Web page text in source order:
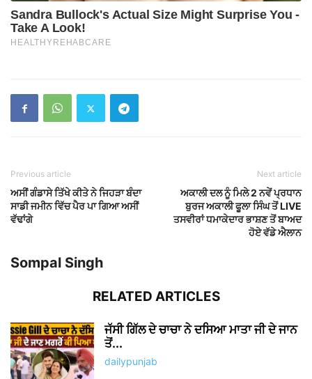
Previous article
ਅਸੀਂ ਗੰਡਾਸੇ ਤਿੱਖੇ ਕੀਤੇ ਨੇ ਜਿਹੜਾ ਬੰਦਾ
ਸਾਡੀ ਜਮੀਨ ਵਿੱਚ ਪੈਰ ਪਾ ਗਿਆ ਅਸੀਂ
ਵੱਢਾਂਗੇ
Next article
ਅਕਾਲੀ ਦਲ ਨੂੰ ਮਿਲੇ 2 ਨਵੇਂ ਪ੍ਰਧਾਨ
ਬੁਰਜ ਅਕਾਲੀ ਫੂਲਾ ਸਿੰਘ ਤੋਂ LIVE
ਤਸਵੀਰਾਂ ਧਮਾਕੇਦਾਰ ਭਾਸ਼ਣ ਤੋਂ ਬਾਅਦ
ਹੋਏ ਵੱਡੇ ਐਲਾਨ
Sompal Singh
RELATED ARTICLES
ਜੱਸੀ ਗਿੱਲ ਦੇ ਚਾਚਾ ਨੇ ਦਸਿਆ ਮਾਤਾ ਜੀ ਦੇ ਜਾਨ
ਤੋਂ...
dailypunjab